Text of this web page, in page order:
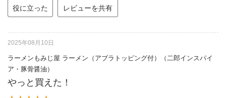
役に立った レビューを共有
2025年08月10日
ラーメンもみじ屋 ラーメン（アブラトッピング付）（二郎インスパイ
ア・豚骨醤油）
やっと買えた！